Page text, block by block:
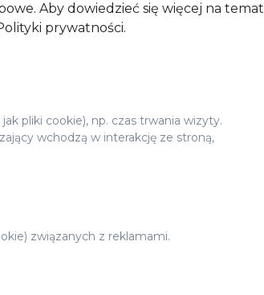
Aby dowiedzieć się więcej na temat
prywatności.
pliki cookie), np. czas trwania wizyty.
wchodzą w interakcję ze stroną,
związanych z reklamami.